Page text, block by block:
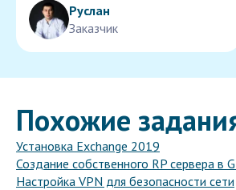
Руслан
Заказчик
Похожие
Установка Exchange 2019
Создание собственного RP сервера в
Настройка VPN для безопасности сети